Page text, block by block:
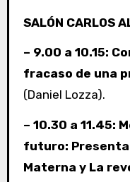
SALÓN CARLOS
– 9.00 a 10.15:
fracaso de una
(Daniel Lozza).
– 10.30 a 11.45:
futuro:
Materna y La